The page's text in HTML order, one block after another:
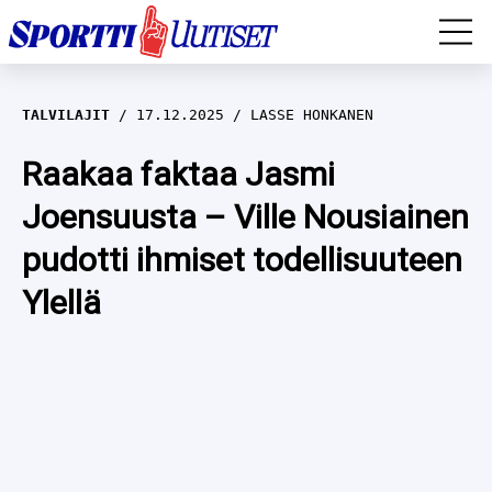
EM-YLEISURHEILU
JÄÄKIEKKO
YLEISURHEILU
WILMA HELTELÄ
TALVILAJIT
TALVILAJIT 17.12.2025 LASSE HONKANEN
Raakaa faktaa Jasmi
Joensuusta – Ville Nousiainen
pudotti ihmiset todellisuuteen
Ylellä